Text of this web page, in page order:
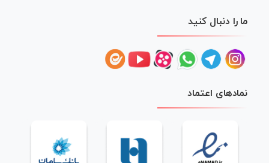
ما را دنبال کنید
نمادهای اعتماد